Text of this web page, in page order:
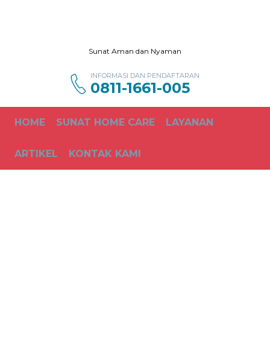
Sunat Aman dan Nyaman
INFORMASI DAN PENDAFTARAN
0811-1661-005
HOME SUNAT HOME CARE LAYANAN
ARTIKEL KONTAK KAMI